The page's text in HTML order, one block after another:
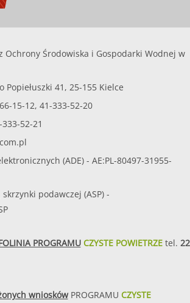
Ochrony Środowiska i Gospodarki Wodnej w
Popiełuszki 41, 25-155 Kielce
15-12, 41-333-52-20
52-21
(ADE) - AE:PL-80497-31955-
podawczej (ASP) -
PROGRAMUCZYSTE POWIETRZEtel. 22
wnioskówPROGRAMU CZYSTE